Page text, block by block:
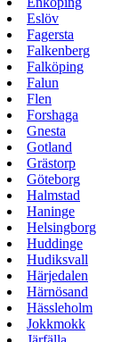
Eslöv
Fagersta
Falkenberg
Falköping
Falun
Flen
Forshaga
Gnesta
Gotland
Grästorp
Göteborg
Halmstad
Haninge
Helsingborg
Huddinge
Hudiksvall
Härjedalen
Härnösand
Hässleholm
Jokkmokk